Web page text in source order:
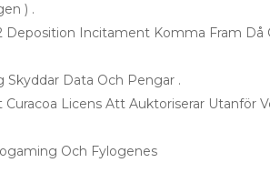
) .
Incitament Komma Fram Då
Skyddar Data Och Pengar .
Licens Att Auktoriserar Utanför
Och Fylogenes